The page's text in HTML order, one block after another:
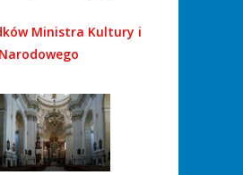
Ministra Kultury i